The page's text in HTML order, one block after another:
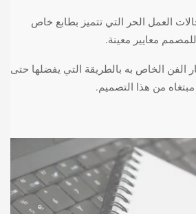
العمل الحر التي تتميز بطابع خاص
معايير معينة.
الفن الخاص به بالطريقة التي يفضلها حتى
من هذا التصميم.